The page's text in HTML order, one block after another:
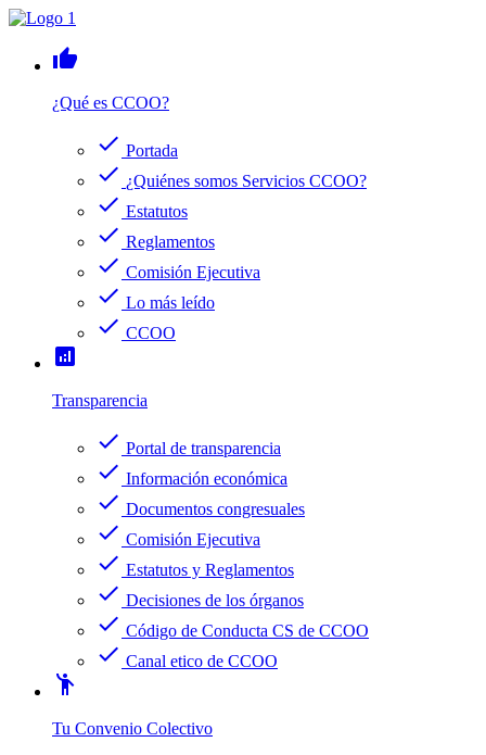
thumb_up
¿Qué es CCOO?
check Portada
check ¿Quiénes somos Servicios CCOO?
check Estatutos
check Reglamentos
check Comisión Ejecutiva
check Lo más leído
check CCOO
analytics
Transparencia
check Portal de transparencia
check Información económica
check Documentos congresuales
check Comisión Ejecutiva
check Estatutos y Reglamentos
check Decisiones de los órganos
check Código de Conducta CS de CCOO
check Canal etico de CCOO
emoji_people
Tu Convenio Colectivo